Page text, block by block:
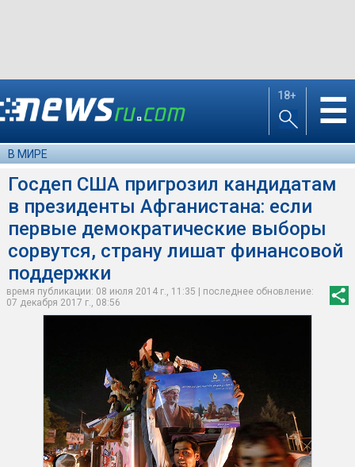
18+ ☰
В МИРЕ
Госдеп США пригрозил кандидатам
в президенты Афганистана: если
первые демократические выборы
сорвутся, страну лишат финансовой
поддержки
время публикации: 08 июля 2014 г., 11:35 | последнее обновление:
07 декабря 2017 г., 08:56